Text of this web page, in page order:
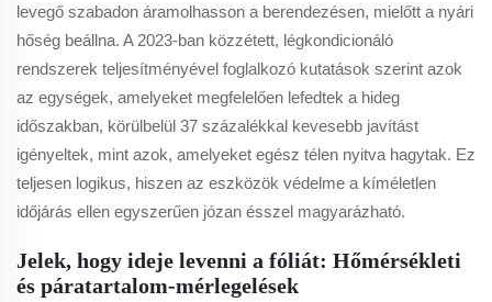
levegő szabadon áramolhasson a berendezésen, mielőtt a nyári
hőség beállna. A 2023-ban közzétett, légkondicionáló
rendszerek teljesítményével foglalkozó kutatások szerint azok
az egységek, amelyeket megfelelően lefedtek a hideg
időszakban, körülbelül 37 százalékkal kevesebb javítást
igényeltek, mint azok, amelyeket egész télen nyitva hagytak. Ez
teljesen logikus, hiszen az eszközök védelme a kíméletlen
időjárás ellen egyszerűen józan ésszel magyarázható.
Jelek, hogy ideje levenni a fóliát: Hőmérsékleti
és páratartalom-mérlegelések